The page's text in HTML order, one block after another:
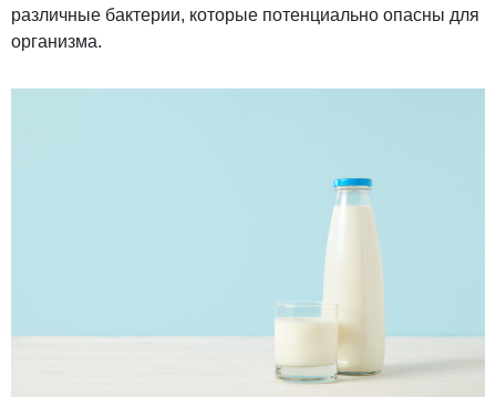
различные бактерии, которые потенциально опасны для
организма.